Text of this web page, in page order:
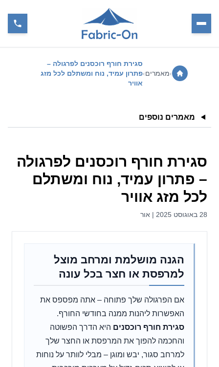
›מאמרים›
סגירת חורף רוכסנים לפרגולה –
פתרון עמיד, נוח ומשתלם לכל מזג
אוויר
מאמרים נוספים
סגירת חורף רוכסנים לפרגולה
– פתרון עמיד, נוח ומשתלם
לכל מזג אוויר
28 באוגוסט 2025 | אור
הגנה מושלמת ומרחב מוצל
למרפסת או חצר בכל עונה
אם הפרגולה שלך פתוחה – אתה מפספס את
האפשרות ליהנות ממנה בחודשי החורף.
סגירת חורף רוכסנים היא הדרך הפשוטה
והחכמה להפוך את המרפסת או החצר שלך
למרחב סגור, יבש ומוגן – מבלי לוותר על נוחות